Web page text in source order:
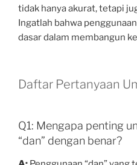
tidak hanya akurat, tetapi
Ingatlah bahwa
dasar dalam membangun
Daftar Pertanyaan
Q1: Mengapa penting
“dan” dengan benar?